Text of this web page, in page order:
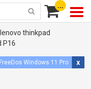
...
lenovo thinkpad
P16
FreeDos x
Windows 11 Pro x